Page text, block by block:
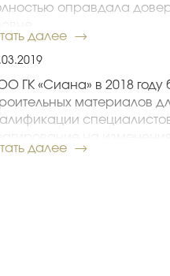
оправдала
далее
ГК «Сиана» в 2018 году
материалов
работы в
далее